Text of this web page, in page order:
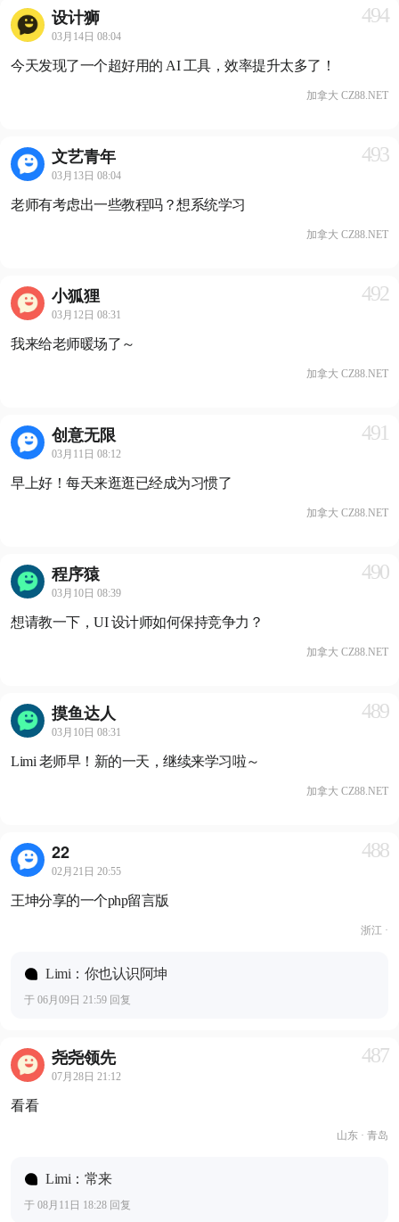
设计狮
03月14日 08:04
494
今天发现了一个超好用的 AI 工具，效率提升太多了！
加拿大 CZ88.NET
文艺青年
03月13日 08:04
493
老师有考虑出一些教程吗？想系统学习
加拿大 CZ88.NET
小狐狸
03月12日 08:31
492
我来给老师暖场了～
加拿大 CZ88.NET
创意无限
03月11日 08:12
491
早上好！每天来逛逛已经成为习惯了
加拿大 CZ88.NET
程序猿
03月10日 08:39
490
想请教一下，UI 设计师如何保持竞争力？
加拿大 CZ88.NET
摸鱼达人
03月10日 08:31
489
Limi 老师早！新的一天，继续来学习啦～
加拿大 CZ88.NET
22
02月21日 20:55
488
王坤分享的一个php留言版
浙江 ·
Limi：你也认识阿坤
于 06月09日 21:59 回复
尧尧领先
07月28日 21:12
487
看看
山东 · 青岛
Limi：常来
于 08月11日 18:28 回复